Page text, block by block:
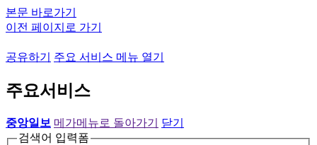
본문 바로가기
이전 페이지로 가기
공유하기 주요 서비스 메뉴 열기
주요서비스
중앙일보 메가메뉴로 돌아가기
닫기
검색어 입력폼